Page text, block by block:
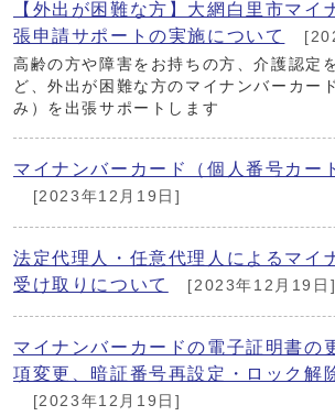
【外出が困難な方】大網白里市マイ
張申請サポートの実施について
高齢の方や障害をお持ちの方、介護認定
ど、外出が困難な方のマイナンバーカー
み）を出張サポートします
マイナンバーカード（個人番号カー
[2023年12月19日]
法定代理人・任意代理人によるマイ
受け取りについて
[2023年12月19日]
マイナンバーカードの電子証明書の
項変更、暗証番号再設定・ロック解
[2023年12月19日]